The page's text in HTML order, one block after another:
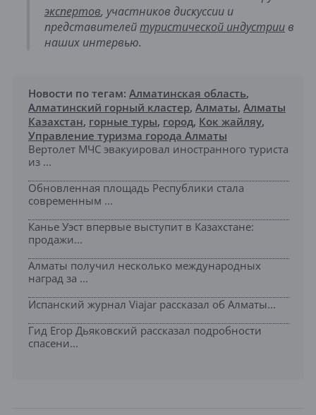
экспертов, участников дискуссии и
представителейтуристической индустрии в
наших интервью.
Новости по тегам: Алматинская область,
Алматинский горный кластер, Алматы, Алматы
Казахстан, горные туры, город, Кок жайляу,
Управление туризма города Алматы
Вертолет МЧС эвакуировал иностранного туриста
из ...
Обновленная площадь Республики стала
современным ...
Канье Уэст впервые выступит в Казахстане:
продажи...
Алматы получил несколько международных
наград за ...
Испанский журнал Viajar рассказал об Алматы...
Гид Егор Дьяковский рассказал подробности
спасени...